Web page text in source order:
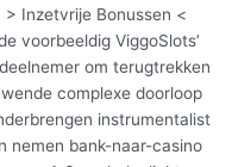
Inzetvrije Bonussen <
voorbeeldig ViggoSlots’
om terugtrekken
complexe doorloop
instrumentalist
nemen bank-naar-casino